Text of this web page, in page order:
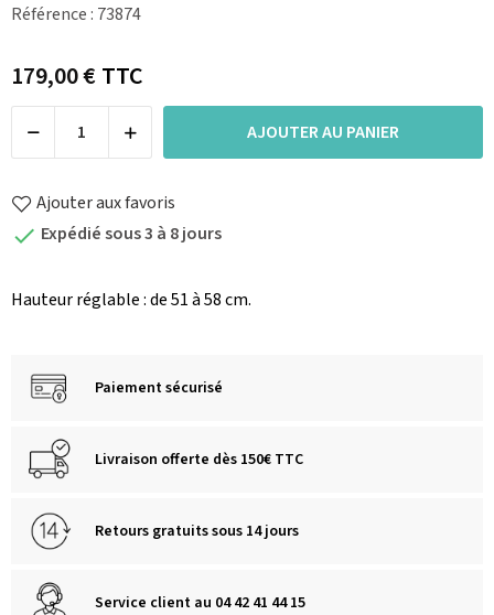
Référence : 73874
179,00 €TTC
AJOUTER AU PANIER
Ajouter aux favoris
 Expédié sous 3 à 8 jours
Hauteur réglable : de 51 à 58 cm.
Paiement sécurisé
Livraison offerte dès 150€ TTC
Retours gratuits sous 14 jours
Service client au 04 42 41 44 15